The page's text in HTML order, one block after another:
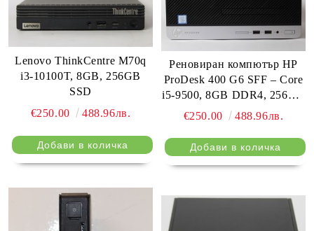
Lenovo ThinkCentre M70q
i3-10100T, 8GB, 256GB
SSD
€250.00
488.96лв.
Реновиран компютър HP
ProDesk 400 G6 SFF – Core
i5-9500, 8GB DDR4, 256GB
SSD, DisplayPort
€250.00 488.96лв.